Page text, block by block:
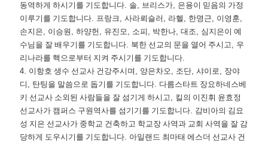
동역하게 하시기를 기도합니다. 솔, 브리스가, 은용이 믿음의 가정
이루기를 기도합니다. 프랑크,사라뢰슬러 , 라헬 , 한명근, 이영훈,
손지은, 이승원 ,하양헌 , 유진모, 소피 , 박한나,대조, 심지은이 예
수님을 잘 배우기를 기도합니다. 북한 선교의 문을 열어 주시고, 우
리나라를 핵으로부터 지켜 주시기를 기도합니다.
4. 이항호 생수 선교사 건강주시며 , 양은차오, 조단,샤이로, 장야
디 , 탄팅을 말씀으로 돕기를 기도합니다. 다름스타트 장요하네스베
키 선교사 소외된 사람들을 잘 섬기게 하시고, 킬의 이진휘 윤효정
선교사가 캠퍼스 구원역사를 섬기기를 기도합니다. 감비아의 김요
성 지은 선교사가 중학교 건축하고 학교장 사역과 교회 사역을 잘 감
당하게 도우시기를 기도합니다. 아일랜드 최마태 에스더 선교사 건